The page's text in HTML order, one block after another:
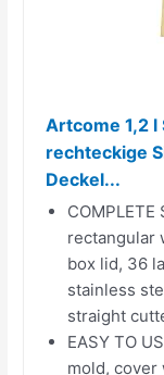
Artcome 1,2
rechteckige
Deckel...
rectangular
box lid, 36
stainless
straight
EASY TO
mold,